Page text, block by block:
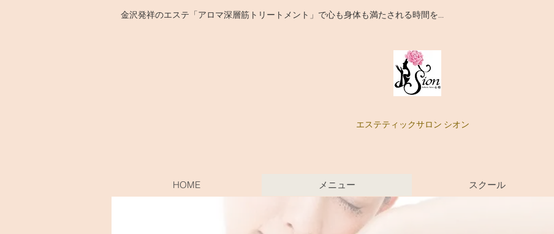
​金沢発祥のエステ「アロマ深層筋トリートメント」で心も身体も満たされる時間を…
エステティックサロン シオン
HOME メニュー スクール